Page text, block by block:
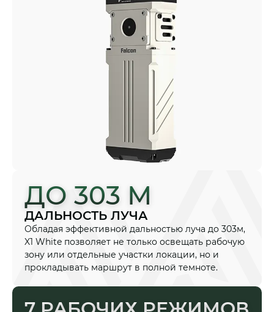
ДО 303 М
ДАЛЬНОСТЬ ЛУЧА
Обладая эффективной дальностью луча до 303м,
X1 White позволяет не только освещать рабочую
зону или отдельные участки локации, но и
прокладывать маршрут в полной темноте.